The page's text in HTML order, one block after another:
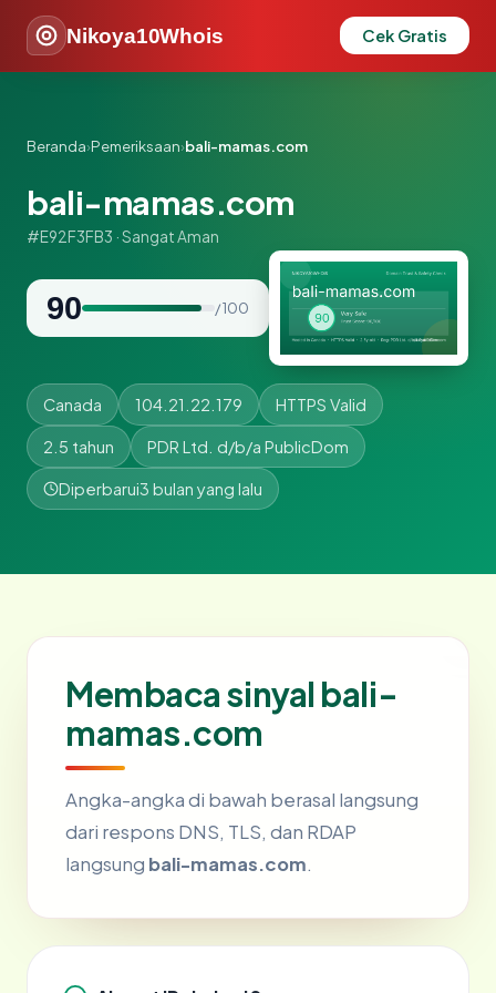
Nikoya10Whois Cek Gratis
Beranda›Pemeriksaan›bali-mamas.com
bali-mamas.com
#E92F3FB3 · Sangat Aman
90 / 100
Canada 104.21.22.179 HTTPS Valid
2.5 tahun PDR Ltd. d/b/a PublicDom
Diperbarui3 bulan yang lalu
Membaca sinyal bali-
mamas.com
Angka-angka di bawah berasal langsung
dari respons DNS, TLS, dan RDAP
langsung bali-mamas.com.